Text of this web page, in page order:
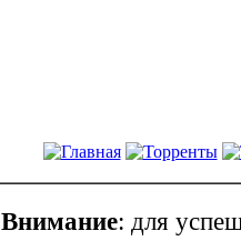
Внимание: для